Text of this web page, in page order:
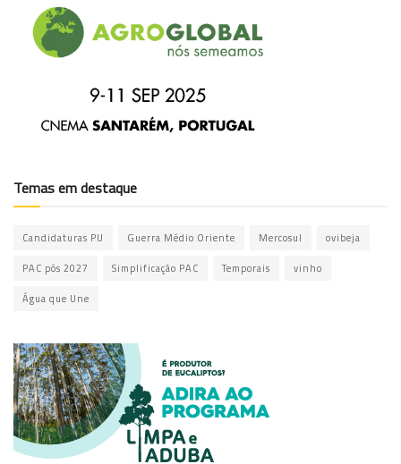
Temas em destaque
Candidaturas PU Guerra Médio Oriente Mercosul ovibeja
PAC pós 2027 Simplificação PAC Temporais vinho
Água que Une